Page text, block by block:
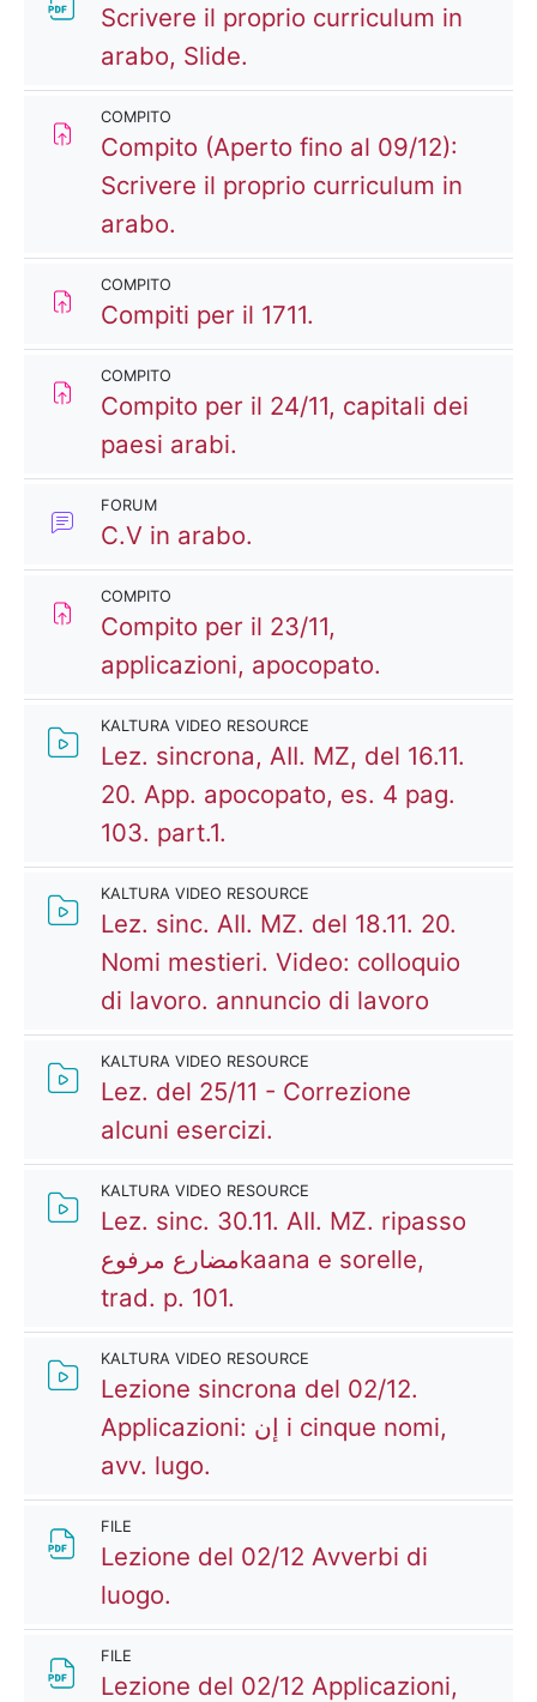
Scrivere il proprio curriculum in
arabo, Slide.
COMPITO
Compito (Aperto fino al 09/12):
Scrivere il proprio curriculum in
arabo.
COMPITO
Compiti per il 1711.
COMPITO
Compito per il 24/11, capitali dei
paesi arabi.
FORUM
C.V in arabo.
COMPITO
Compito per il 23/11,
applicazioni, apocopato.
KALTURA VIDEO RESOURCE
Lez. sincrona, AII. MZ, del 16.11.
20. App. apocopato, es. 4 pag.
103. part.1.
KALTURA VIDEO RESOURCE
Lez. sinc. AII. MZ. del 18.11. 20.
Nomi mestieri. Video: colloquio
di lavoro. annuncio di lavoro
KALTURA VIDEO RESOURCE
Lez. del 25/11 - Correzione
alcuni esercizi.
KALTURA VIDEO RESOURCE
Lez. sinc. 30.11. AII. MZ. ripasso
مضارع مرفوعkaana e sorelle,
trad. p. 101.
KALTURA VIDEO RESOURCE
Lezione sincrona del 02/12.
Applicazioni: إن i cinque nomi,
avv. lugo.
FILE
Lezione del 02/12 Avverbi di
luogo.
FILE
Lezione del 02/12 Applicazioni,